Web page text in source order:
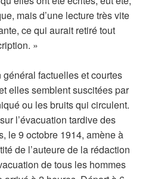
mais d’une lecture très vite
ce qui aurait retiré tout
»
factuelles et courtes
elles semblent suscitées par
ou les bruits qui circulent.
l’évacuation tardive des
le 9 octobre 1914, amène à
de l’auteure de la rédaction
de tous les hommes